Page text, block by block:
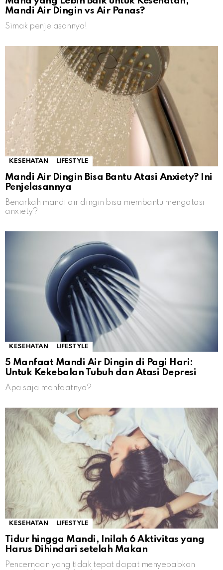
Mandi Air Dingin vs Air Panas?
Simak penjelasannya!
KESEHATAN LIFESTYLE
Mandi Air Dingin Bisa Bantu Atasi Anxiety? Ini
Penjelasannya
Benarkah mandi air dingin bisa membantu mengatasi
anxiety?
KESEHATAN LIFESTYLE
5 Manfaat Mandi Air Dingin di Pagi Hari:
Untuk Kekebalan Tubuh dan Atasi Depresi
Apa saja manfaatnya?
KESEHATAN LIFESTYLE
Tidur hingga Mandi, Inilah 6 Aktivitas yang
Harus Dihindari setelah Makan
Pencernaan yang tidak tepat dapat menyebabkan